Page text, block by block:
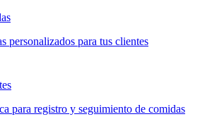
personalizados para tus clientes
para registro y seguimiento de comidas